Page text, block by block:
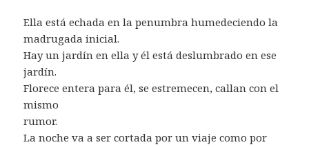
Ella está echada en la penumbra humedeciendo la
madrugada inicial.
Hay un jardín en ella y él está deslumbrado en ese
jardín.
Florece entera para él, se estremecen, callan con el
mismo
rumor.
La noche va a ser cortada por un viaje como por